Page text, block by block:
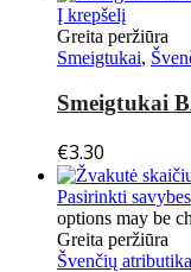
Į krepšelį
Greita peržiūra
Smeigtukai,
Smeigtukai
€3.30
Pasirinkti savybes
options may be
Greita peržiūra
Švenčių atributika